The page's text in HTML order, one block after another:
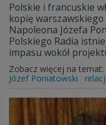
Polskie i francuskie
kopię
Napoleona Józefa
Polskiego Radia
impasu wokół
Zobacz więcej na temat:
Józef Poniatowski